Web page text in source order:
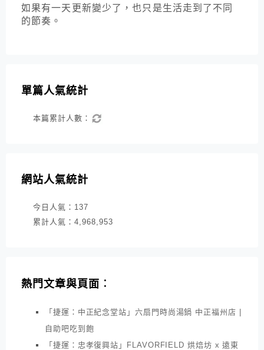
如果有一天更新變少了，也只是生活走到了不同
的節奏。
單篇人氣統計
本篇累計人數：
網站人氣統計
今日人氣： 137
累計人氣： 4,968,953
熱門文章與頁面︰
「捷運：中正紀念堂站」六扇門時尚湯鍋 中正福州店 |
自助吧吃到飽
「捷運：忠孝復興站」FLAVORFIELD 烘焙坊 x 遠東